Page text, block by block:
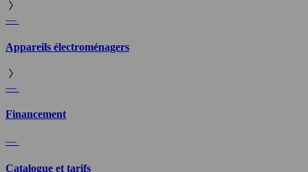
—
Appareils électroménagers
—
Financement
—
Catalogue et tarifs